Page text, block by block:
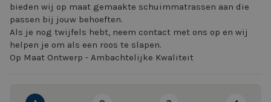
bieden wij op maat gemaakte schuimmatrassen aan die
passen bij jouw behoeften.
Als je nog twijfels hebt, neem contact met ons op en wij
helpen je om als een roos te slapen.
Op Maat Ontwerp - Ambachtelijke Kwaliteit